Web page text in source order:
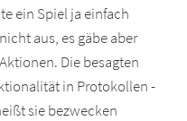
ein Spiel ja einfach
aus, es gäbe aber
Die besagten
in Protokollen -
sie bezwecken